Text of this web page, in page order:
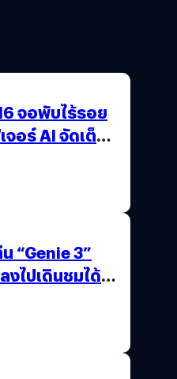
จอพับไร้รอย
อร์ AI จัดเต็ม
“Genie 3”
งไปเดินชมได้